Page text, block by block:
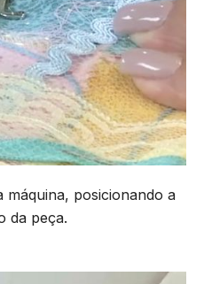
posicionando a
da peça.